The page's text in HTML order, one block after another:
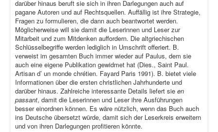
darüber hinaus beruft sie sich in ihren Darlegungen auch auf
pagane Autoren und auf Rechtsquellen. Auffällig ist ihre Strategie,
Fragen zu formulieren, die dann auch beantwortet werden.
Möglicherweise will sie damit die Leserinnen und Leser zur
Mitarbeit und zum Mitdenken auffordern. Die altgriechischen
Schlüsselbegriffe werden lediglich in Umschrift offeriert. B.
verweist im gesamten Buch immer wieder auf Paulus, dem sie
auch eine eigene Publikation gewidmet hat (Dies., Saint Paul.
Artisan d’ un monde chrétien. Fayard Paris 1991). B. bietet viele
Informationen über die ersten christlichen Jahrhunderte und
darüber hinaus. Zahlreiche interessante Details liefert sie en
passant, damit die Leserinnen und Leser ihre Ausführungen
besser einordnen können. Es wäre nützlich, wenn das Buch auch
ins Deutsche übersetzt würde, damit sich der Leserkreis erweitern
und von ihren Darlegungen profitieren könnte.